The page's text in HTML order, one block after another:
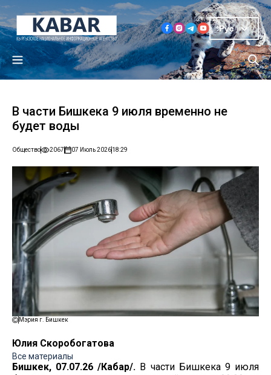
Рус
В части Бишкека 9 июля временно не
будет воды
Общество 2067 07 Июль 202618:29
Мэрия г. Бишкек
Юлия Скоробогатова
Все материалы
Бишкек, 07.07.26 /Кабар/. В части Бишкека 9 июля